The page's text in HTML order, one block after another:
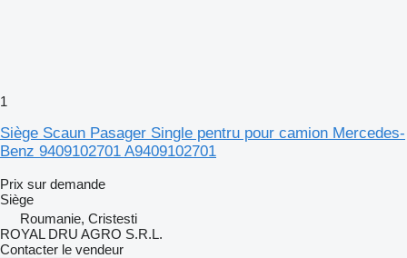
1
Siège Scaun Pasager Single pentru pour camion Mercedes-
Benz 9409102701 A9409102701
Prix sur demande
Siège
Roumanie, Cristesti
ROYAL DRU AGRO S.R.L.
Contacter le vendeur